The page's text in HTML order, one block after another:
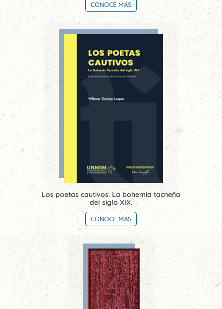
CONOCE MÁS
Los poetas cautivos. La bohemia tacneña
del siglo XIX.
CONOCE MÁS